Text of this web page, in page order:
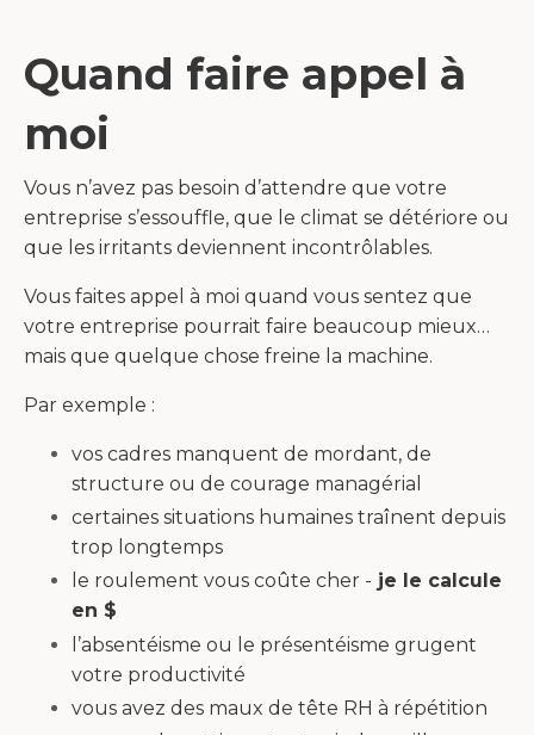
Quand faire appel à
moi
Vous n’avez pas besoin d’attendre que votre
entreprise s’essouffle, que le climat se détériore ou
que les irritants deviennent incontrôlables.
Vous faites appel à moi quand vous sentez que
votre entreprise pourrait faire beaucoup mieux…
mais que quelque chose freine la machine.
Par exemple :
vos cadres manquent de mordant, de
structure ou de courage managérial
certaines situations humaines traînent depuis
trop longtemps
le roulement vous coûte cher - je le calcule
en $
l’absentéisme ou le présentéisme grugent
votre productivité
vous avez des maux de tête RH à répétition